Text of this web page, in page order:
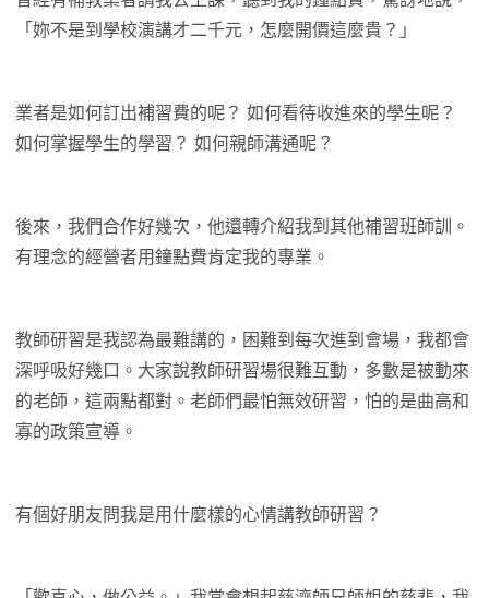
「妳不是到學校演講才二千元，怎麼開價這麼貴？」
業者是如何訂出補習費的呢？ 如何看待收進來的學生呢？
如何掌握學生的學習？ 如何親師溝通呢？
後來，我們合作好幾次，他還轉介紹我到其他補習班師訓。
有理念的經營者用鐘點費肯定我的專業。
教師研習是我認為最難講的，困難到每次進到會場，我都會
深呼吸好幾口。大家說教師研習場很難互動，多數是被動來
的老師，這兩點都對。老師們最怕無效研習，怕的是曲高和
寡的政策宣導。
有個好朋友問我是用什麼樣的心情講教師研習？